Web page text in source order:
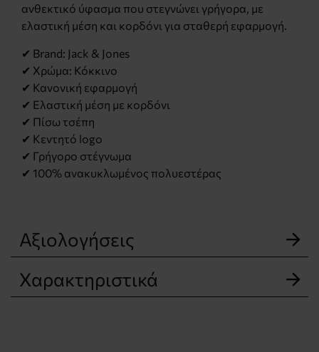
ανθεκτικό ύφασμα που στεγνώνει γρήγορα, με
ελαστική μέση και κορδόνι για σταθερή εφαρμογή.
✔ Brand: Jack & Jones
✔ Χρώμα: Κόκκινο
✔ Κανονική εφαρμογή
✔ Ελαστική μέση με κορδόνι
✔ Πίσω τσέπη
✔ Κεντητό logo
✔ Γρήγορο στέγνωμα
✔ 100% ανακυκλωμένος πολυεστέρας
Αξιολογήσεις
Χαρακτηριστικά